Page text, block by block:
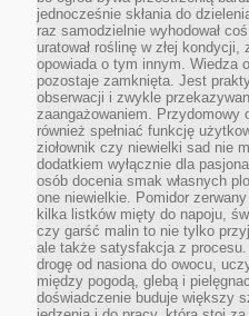
jednocześnie skłania do
raz samodzielnie wyhodował
uratował roślinę w złej kondycji,
opowiada o tym innym. Wiedza
pozostaje zamknięta. Jest
obserwacji i zwykle
zaangażowaniem. Przydomowy
również spełniać funkcję
ziołownik czy niewielki sad nie
dodatkiem wyłącznie dla
osób docenia smak własnych
one niewielkie. Pomidor
kilka listków mięty do napoju,
czy garść malin to nie tylko
ale także satysfakcja z procesu.
drogę od nasiona do owocu,
między pogodą, glebą i
doświadczenie buduje większy